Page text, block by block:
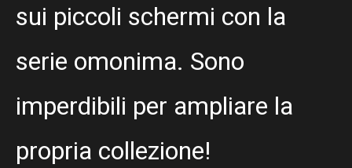
sui piccoli schermi con la
serie omonima. Sono
imperdibili per ampliare la
propria collezione!